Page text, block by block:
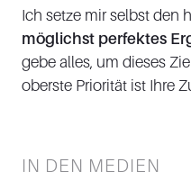
Ich setze mir selbst den
möglichst perfektes
gebe alles, um dieses
oberste Priorität ist Ihre
IN DEN MEDIEN